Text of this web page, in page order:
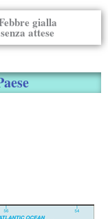
gialla
senza attese